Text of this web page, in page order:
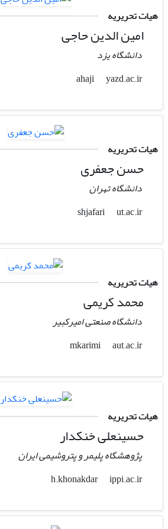
هیات تحریریه
امین الدین حاجی
دانشگاه یزد
ahaji
yazd.ac.ir
هیات تحریریه
حسن جعفری
دانشگاه تهران
shjafari
ut.ac.ir
هیات تحریریه
محمد کریمی
دانشگاه صنعتی امیرکبیر
mkarimi
aut.ac.ir
هیات تحریریه
حسینعلی خنکدار
پژوهشگاه پلیمر و پتروشیمی ایران
h.khonakdar
ippi.ac.ir